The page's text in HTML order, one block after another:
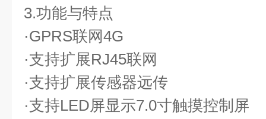
3.功能与特点
·GPRS联网4G
·支持扩展RJ45联网
·支持扩展传感器远传
·支持LED屏显示7.0寸触摸控制屏